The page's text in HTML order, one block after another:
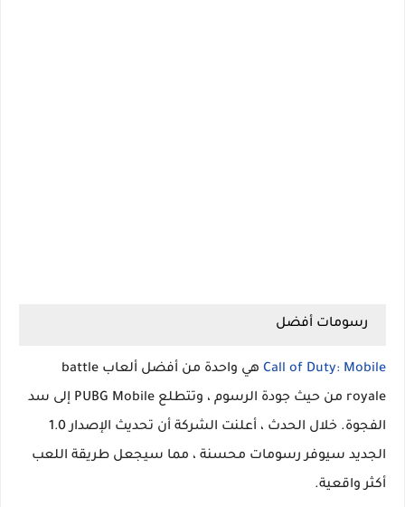
رسومات أفضل
Call of Duty: Mobile
هي واحدة من أفضل ألعاب battle
royale من حيث جودة الرسوم ، وتتطلع PUBG Mobile إلى سد
الفجوة. خلال الحدث ، أعلنت الشركة أن تحديث الإصدار 1.0
الجديد سيوفر رسومات محسنة ، مما سيجعل طريقة اللعب
أكثر واقعية.